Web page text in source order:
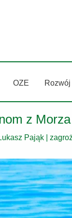
OZE Rozwój
z
Pająk